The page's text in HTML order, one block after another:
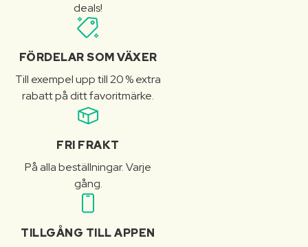
deals!
FÖRDELAR SOM VÄXER
Till exempel upp till 20 % extra
rabatt på ditt favoritmärke.
FRI FRAKT
På alla beställningar. Varje
gång.
TILLGÅNG TILL APPEN